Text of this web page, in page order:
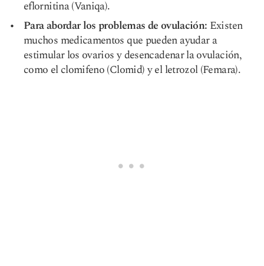
eflornitina (Vaniqa).
Para abordar los problemas de ovulación: Existen
muchos medicamentos que pueden ayudar a
estimular los ovarios y desencadenar la ovulación,
como el clomifeno (Clomid) y el letrozol (Femara).